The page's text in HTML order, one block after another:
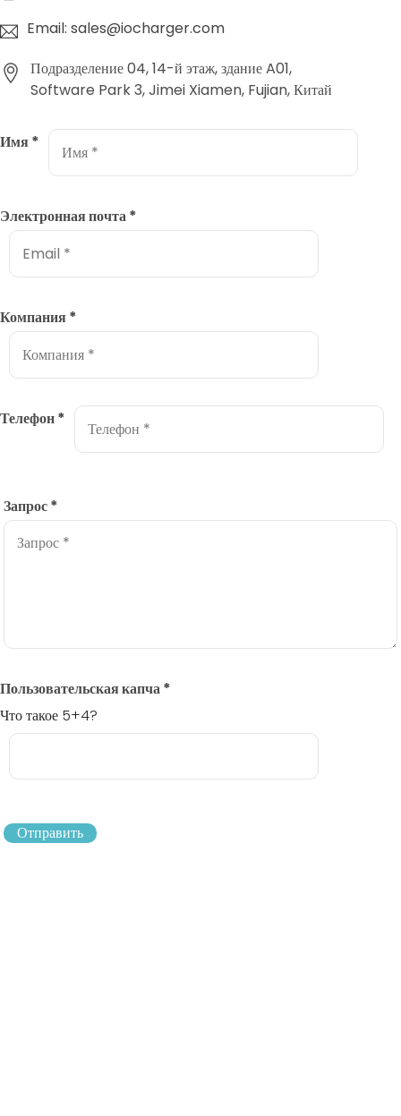
Email: sales@iocharger.com
Подразделение 04, 14-й этаж, здание A01,
Software Park 3, Jimei Xiamen, Fujian, Китай
Имя *
Электронная почта*
Компания *
Телефон*
Запрос*
Пользовательская капча*
Что такое 5+4?
Отправить